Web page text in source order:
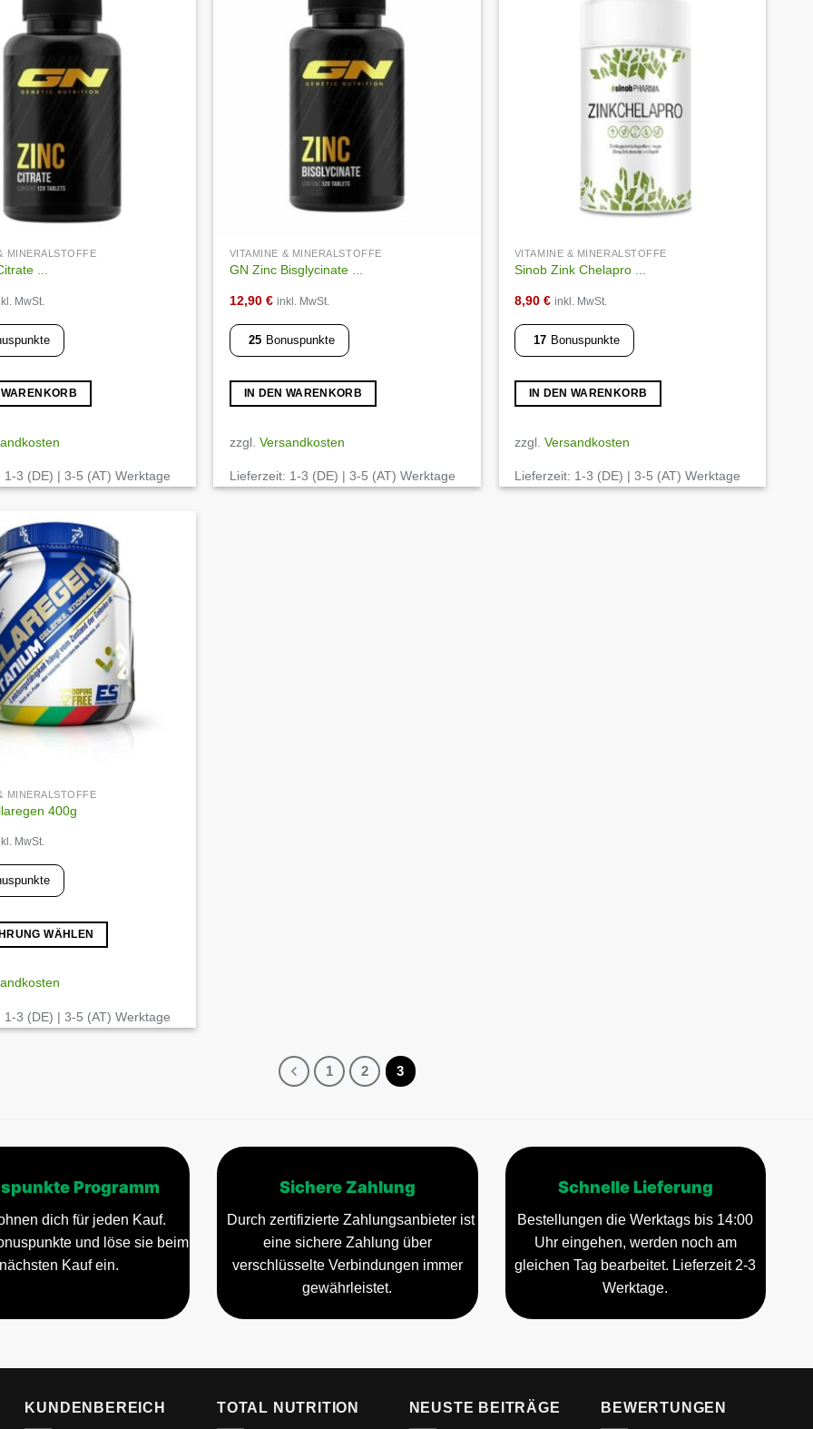
MINERALSTOFFE
...
MwSt.
WARENKORB
1-3 (DE) | 3-5 (AT) Werktage
VITAMINE & MINERALSTOFFE
GN Zinc Bisglycinate ...
12,90 € inkl. MwSt.
25 Bonuspunkte
IN DEN WARENKORB
zzgl. Versandkosten
Lieferzeit: 1-3 (DE) | 3-5 (AT) Werktage
VITAMINE & MINERALSTOFFE
Sinob Zink Chelapro ...
8,90 € inkl. MwSt.
17 Bonuspunkte
IN DEN WARENKORB
zzgl. Versandkosten
Lieferzeit: 1-3 (DE) | 3-5 (AT) Werktage
MINERALSTOFFE
400g
MwSt.
WÄHLEN
1-3 (DE) | 3-5 (AT) Werktage
1 2 3
Programm
dich für jeden Kauf.
und löse sie beim
nächsten Kauf ein.
Sichere Zahlung
Durch zertifizierte Zahlungsanbieter ist
eine sichere Zahlung über
verschlüsselte Verbindungen immer
gewährleistet.
Schnelle Lieferung
Bestellungen die Werktags bis 14:00
Uhr eingehen, werden noch am
gleichen Tag bearbeitet. Lieferzeit 2-3
Werktage.
KUNDENBEREICH TOTAL NUTRITION NEUSTE BEITRÄGE BEWERTUNGEN